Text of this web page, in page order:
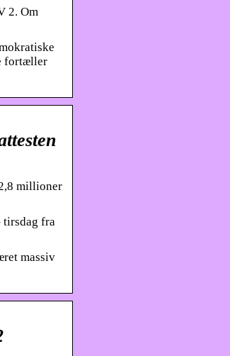
2. Om
fortæller
millioner
tirsdag fra
massiv